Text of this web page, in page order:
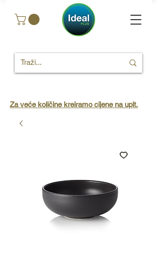
Za veće količine kreiramo cijene na upit.